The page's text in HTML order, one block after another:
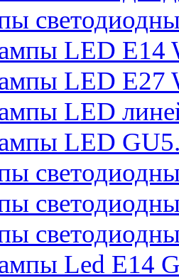
LED E14
LED E27
LED
LED
Led Е14